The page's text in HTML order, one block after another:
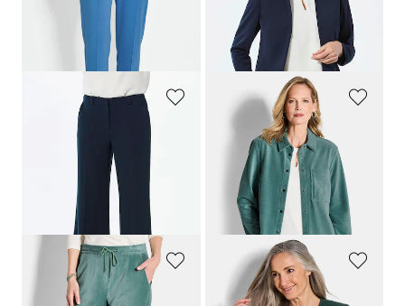
Laagste prijs van de afgelopen 30
dagen**: 119,95 € (-16%)
Laagste prijs van de afgelopen 30
dagen**: 149,95 €
(-20%)
139,95 €
Laagste prijs van de afgelopen 30
dagen**: 119,95 €
(-25%)
149,95 €
GOLDNER
GOLDNER